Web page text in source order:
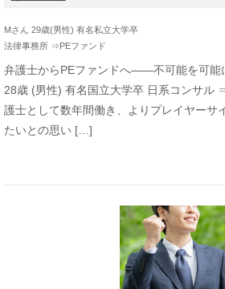
Mさん 29歳(男性) 有名私立大学卒
法律事務所 ⇒PEファンド
弁護士からPEファンドへ――不可能を可能
28歳 (男性) 有名国立大学卒 日系コンサル
護士として数年間働き、よりプレイヤーサ
たいとの思い […]